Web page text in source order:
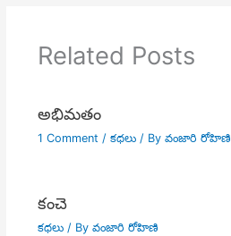
Related Posts
అభిమతం
1 Comment / కధలు/ By వంజారి రోహిణి
కంచె
కధలు/ By వంజారి రోహిణి